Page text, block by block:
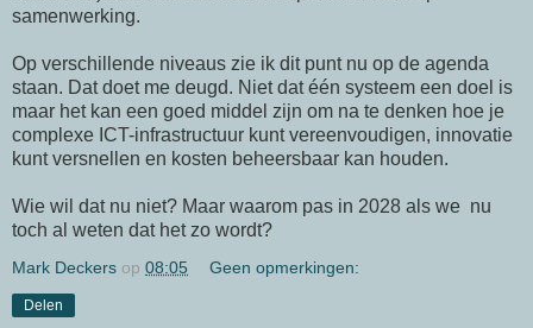
samenwerking.
Op verschillende niveaus zie ik dit punt nu op de agenda
staan. Dat doet me deugd. Niet dat één systeem een doel is
maar het kan een goed middel zijn om na te denken hoe je
complexe ICT-infrastructuur kunt vereenvoudigen, innovatie
kunt versnellen en kosten beheersbaar kan houden.
Wie wil dat nu niet? Maar waarom pas in 2028 als we nu
toch al weten dat het zo wordt?
Mark Deckers op 08:05 Geen opmerkingen:
Delen